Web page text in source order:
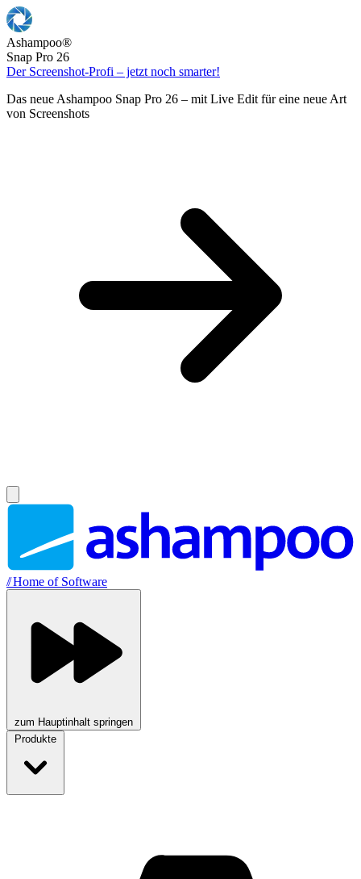
Ashampoo®
Snap Pro 26
Der Screenshot-Profi – jetzt noch smarter!
Das neue Ashampoo Snap Pro 26 – mit Live Edit für eine neue Art
von Screenshots
//Home of Software
zum Hauptinhalt springen
Produkte